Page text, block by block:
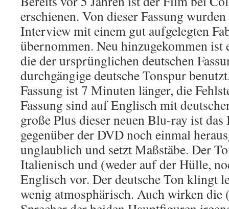
erschienen. Von dieser Fassung
Interview mit einem gut aufgelegten
übernommen. Neu hinzugekommen ist
die der ursprünglichen deutschen
durchgängige deutsche Tonspur
Fassung ist 7 Minuten länger, die
Fassung sind auf Englisch mit
große Plus dieser neuen Blu-ray ist
gegenüber der DVD noch einmal
unglaublich und setzt Maßstäbe. Der
Italienisch und (weder auf der Hülle,
Englisch vor. Der deutsche Ton klingt
wenig atmosphärisch. Auch wirken die